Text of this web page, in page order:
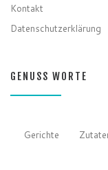
Kontakt
Datenschutzerklärung
GENUSS WORTE
Gerichte